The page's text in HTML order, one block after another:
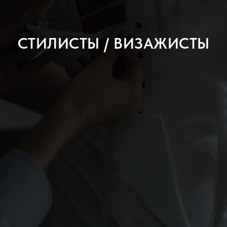
СТИЛИСТЫ / ВИЗАЖИСТЫ